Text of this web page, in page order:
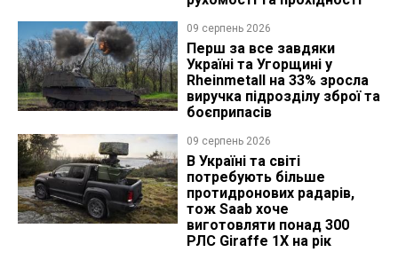
09 серпень 2026
Перш за все завдяки
Україні та Угорщині у
Rheinmetall на 33% зросла
виручка підрозділу зброї та
боєприпасів
09 серпень 2026
В Україні та світі
потребують більше
протидронових радарів,
тож Saab хоче
виготовляти понад 300
РЛС Giraffe 1X на рік